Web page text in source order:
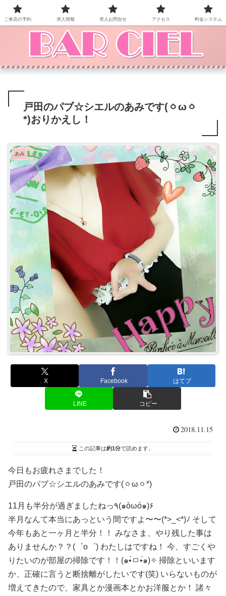
BAR CIEL！ご来店お待ちしています。
戸田のパブ☆シエルのあみです(ㆁωㆁ
*)おりかえし！
あみ
X Facebook はてブ
LINE コピー
2018.11.15
この記事は約1分で読めます。
今日もお疲れさまでした！
戸田のパブ☆シエルのあみです(ㆁωㆁ*)
11月も半分が過ぎましたねっ٩(๑òωó๑)۶
半月なんて本当にあっという間ですよ〜〜(*>_<*)ﾉ そして
今年もあと一ヶ月と半分！！ みなさま、やり残した事は
ありませんか？？(゜o゜) わたしはですね！ 今、すごくや
りたいのが部屋の掃除です！！(๑•̀ㅁ•́๑)✧ 掃除といいます
か、正確に言うと断捨離がしたいです(笑) いらないものが
増えてきたので、家具とか漫画本とかお洋服とか！ 諸々
ご来店の予約 求人情報 求人お問合せ アクセス 料金システム